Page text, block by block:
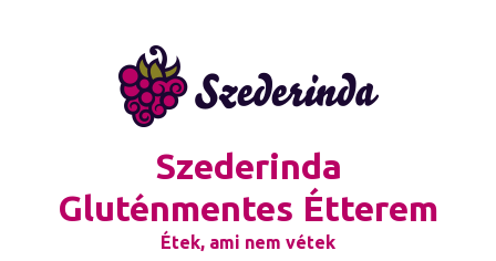
Szederinda
Gluténmentes Étterem
Étek, ami nem vétek